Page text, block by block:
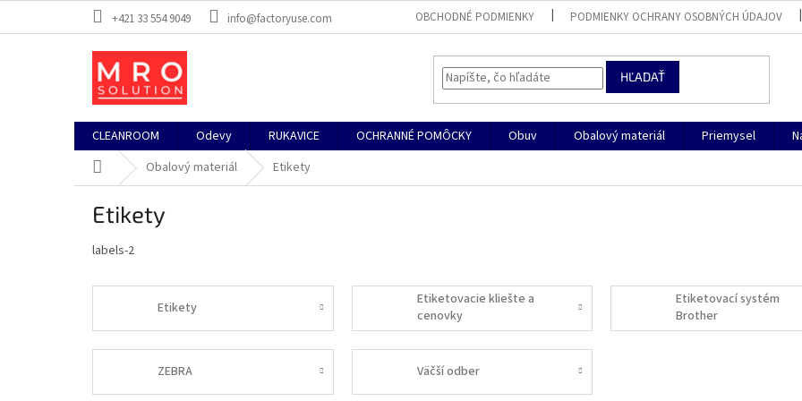
+421 33 554 9049 info@factoryuse.com OBCHODNÉ PODMIENKY PODMIENKY OCHRANY OSOBNÝCH ÚDAJOV
HĽADAŤ
CLEANROOM Odevy RUKAVICE OCHRANNÉ POMÔCKY Obuv Obalový materiál Priemysel
Domov Obalový materiál Etikety
Etikety
labels-2
Etikety
Etiketovacie kliešte a
cenovky
Etiketovací systém
Brother
ZEBRA Väčší odber